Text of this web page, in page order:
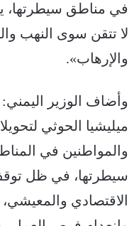
في مناطق سيطرتها،
لا تتقن سوى النهب
والإرهاب‏».
وأضاف الوزير
ميليشيا الحوثي
والمواطنين في
سيطرتها، في ظل
الاقتصادي